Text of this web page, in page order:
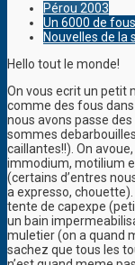
Pérou 2003
Un 6000 de
Nouvelles de
Hello tout le monde!
On vous ecrit un petit
comme des fous
nous avons passe
sommes
caillantes!!). On
immodium, motilium
(certains d’entres
a expresso,
tente de capexpe
un bain
muletier (on a quand
sachez que tous les